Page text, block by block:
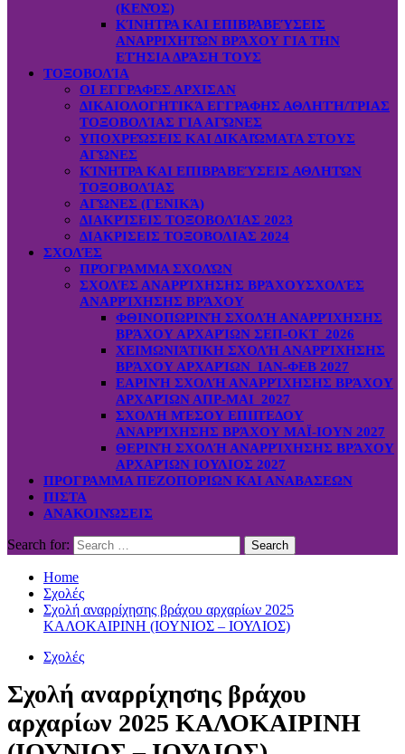
(ΚΕΝΌΣ)
ΚΊΝΗΤΡΑ ΚΑΙ ΕΠΙΒΡΑΒΕΎΣΕΙΣ
ΑΝΑΡΡΙΧΗΤΏΝ ΒΡΆΧΟΥ ΓΙΑ ΤΗΝ
ΕΤΉΣΙΑ ΔΡΆΣΗ ΤΟΥΣ
ΤΟΞΟΒΟΛΊΑ
ΟΙ ΕΓΓΡΑΦΕΣ ΑΡΧΙΣΑΝ
ΔΙΚΑΙΟΛΟΓΗΤΙΚΆ ΕΓΓΡΑΦΗΣ ΑΘΛΗΤΉ/ΤΡΙΑΣ
ΤΟΞΟΒΟΛΊΑΣ ΓΙΑ ΑΓΏΝΕΣ
ΥΠΟΧΡΕΏΣΕΙΣ ΚΑΙ ΔΙΚΑΙΏΜΑΤΑ ΣΤΟΥΣ
ΑΓΏΝΕΣ
ΚΊΝΗΤΡΑ ΚΑΙ ΕΠΙΒΡΑΒΕΎΣΕΙΣ ΑΘΛΗΤΏΝ
ΤΟΞΟΒΟΛΊΑΣ
ΑΓΏΝΕΣ (ΓΕΝΙΚΆ)
ΔΙΑΚΡΊΣΕΙΣ ΤΟΞΟΒΟΛΊΑΣ 2023
ΔΙΑΚΡΙΣΕΙΣ ΤΟΞΟΒΟΛΙΑΣ 2024
ΣΧΟΛΈΣ
ΠΡΌΓΡΑΜΜΑ ΣΧΟΛΏΝ
ΣΧΟΛΈΣ ΑΝΑΡΡΊΧΗΣΗΣ ΒΡΆΧΟΥΣΧΟΛΈΣ
ΑΝΑΡΡΊΧΗΣΗΣ ΒΡΆΧΟΥ
ΦΘΙΝΟΠΩΡΙΝΉ ΣΧΟΛΉ ΑΝΑΡΡΊΧΗΣΗΣ
ΒΡΆΧΟΥ ΑΡΧΑΡΊΩΝ ΣΕΠ-ΟΚΤ 2026
ΧΕΙΜΩΝΙΆΤΙΚΗ ΣΧΟΛΉ ΑΝΑΡΡΊΧΗΣΗΣ
ΒΡΆΧΟΥ ΑΡΧΑΡΊΩΝ ΙΑΝ-ΦΕΒ 2027
ΕΑΡΙΝΉ ΣΧΟΛΉ ΑΝΑΡΡΊΧΗΣΗΣ ΒΡΆΧΟΥ
ΑΡΧΑΡΊΩΝ ΑΠΡ-ΜΑΙ 2027
ΣΧΟΛΉ ΜΈΣΟΥ ΕΠΙΠΈΔΟΥ
ΑΝΑΡΡΊΧΗΣΗΣ ΒΡΆΧΟΥ ΜΑΪ-ΙΟΥΝ 2027
ΘΕΡΙΝΉ ΣΧΟΛΉ ΑΝΑΡΡΊΧΗΣΗΣ ΒΡΆΧΟΥ
ΑΡΧΑΡΊΩΝ ΙΟΥΛΙΟΣ 2027
ΠΡΟΓΡΑΜΜΑ ΠΕΖΟΠΟΡΙΩΝ ΚΑΙ ΑΝΑΒΑΣΕΩΝ
ΠΙΣΤΑ
ΑΝΑΚΟΙΝΏΣΕΙΣ
Search for:
Home
Σχολές
Σχολή αναρρίχησης βράχου αρχαρίων 2025
ΚΑΛΟΚΑΙΡΙΝΗ (ΙΟΥΝΙΟΣ – ΙΟΥΛΙΟΣ)
Σχολές
Σχολή αναρρίχησης βράχου
αρχαρίων 2025 ΚΑΛΟΚΑΙΡΙΝΗ